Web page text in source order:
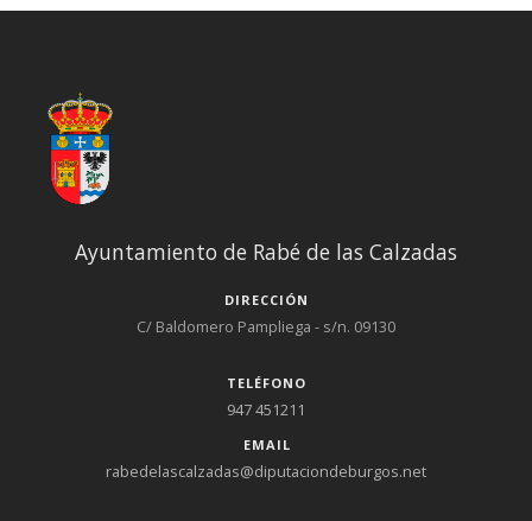
Ayuntamiento de Rabé de las Calzadas
DIRECCIÓN
C/ Baldomero Pampliega - s/n. 09130
TELÉFONO
947 451211
EMAIL
rabedelascalzadas@diputaciondeburgos.net